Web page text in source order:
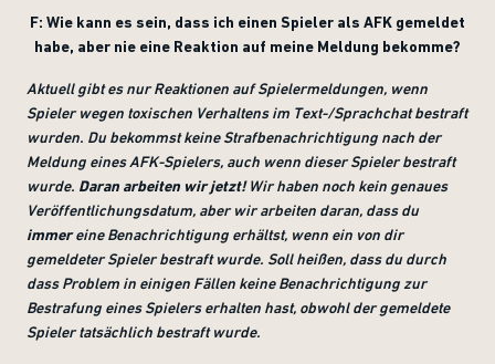
F: Wie kann es sein, dass ich einen Spieler als AFK gemeldet
habe, aber nie eine Reaktion auf meine Meldung bekomme?
Aktuell gibt es nur Reaktionen auf Spielermeldungen, wenn
Spieler wegen toxischen Verhaltens im Text-/Sprachchat bestraft
wurden. Du bekommst keine Strafbenachrichtigung nach der
Meldung eines AFK-Spielers, auch wenn dieser Spieler bestraft
wurde. Daran arbeiten wir jetzt!Wir haben noch kein genaues
Veröffentlichungsdatum, aber wir arbeiten daran, dass du
immereine Benachrichtigung erhältst, wenn ein von dir
gemeldeter Spieler bestraft wurde. Soll heißen, dass du durch
dass Problem in einigen Fällen keine Benachrichtigung zur
Bestrafung eines Spielers erhalten hast, obwohl der gemeldete
Spieler tatsächlich bestraft wurde.